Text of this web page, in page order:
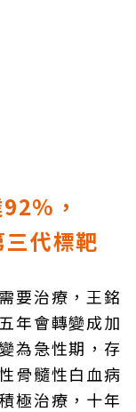
，
代標靶
要治療，王銘
年會轉變成加
為急性期，存
骨髓性白血病
極治療，十年